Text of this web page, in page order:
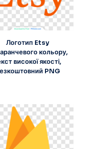
Логотип Etsy
кольору,
високої якості,
PNG